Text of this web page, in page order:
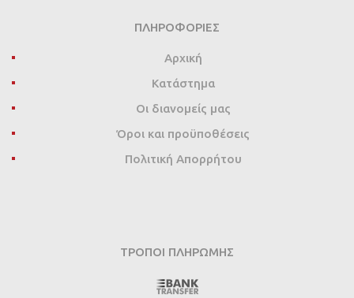
ΠΛΗΡΟΦΟΡΊΕΣ
Αρχική
Κατάστημα
Οι διανομείς μας
Όροι και προϋποθέσεις
Πολιτική Απορρήτου
ΤΡΌΠΟΙ ΠΛΗΡΩΜΉΣ